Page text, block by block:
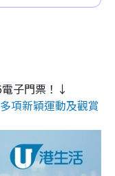
子門票！↓
項新穎運動及觀賞